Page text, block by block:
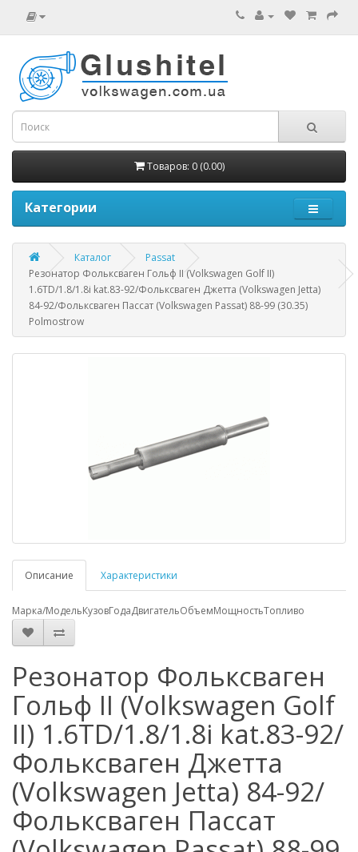
Товаров: 0 (0.00)
Категории
Каталог
Passat
Резонатор Фольксваген Гольф II (Volkswagen Golf II)
1.6TD/1.8/1.8i kat.83-92/Фольксваген Джетта (Volkswagen Jetta)
84-92/Фольксваген Пассат (Volkswagen Passat) 88-99 (30.35)
Polmostrow
Описание Характеристики
Марка/МодельКузовГодаДвигательОбъемМощностьТопливо
Резонатор Фольксваген
Гольф II (Volkswagen Golf
II) 1.6TD/1.8/1.8i kat.83-92/
Фольксваген Джетта
(Volkswagen Jetta) 84-92/
Фольксваген Пассат